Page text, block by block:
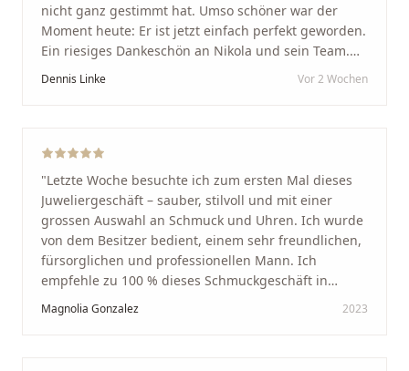
nicht ganz gestimmt hat. Umso schöner war der
Moment heute: Er ist jetzt einfach perfekt geworden.
Ein riesiges Dankeschön an Nikola und sein Team.
Vom ersten Termin an wurden wir jedes Mal
Arbeit und seine Kunden wirklich am Herzen liegen.
Service und echte Herzlichkeit schätzt, ist hier genau
richtig."
Dennis Linke Vor 2 Wochen
"Letzte Woche besuchte ich zum ersten Mal dieses
Juweliergeschäft – sauber, stilvoll und mit einer
grossen Auswahl an Schmuck und Uhren. Ich wurde
von dem Besitzer bedient, einem sehr freundlichen,
fürsorglichen und professionellen Mann. Ich
empfehle zu 100 % dieses Schmuckgeschäft in
Schaffhausen. Ich selbst war sehr zufrieden und
glücklich mit der Behandlung. Ich danke Ihnen – ich
Magnolia Gonzalez 2023